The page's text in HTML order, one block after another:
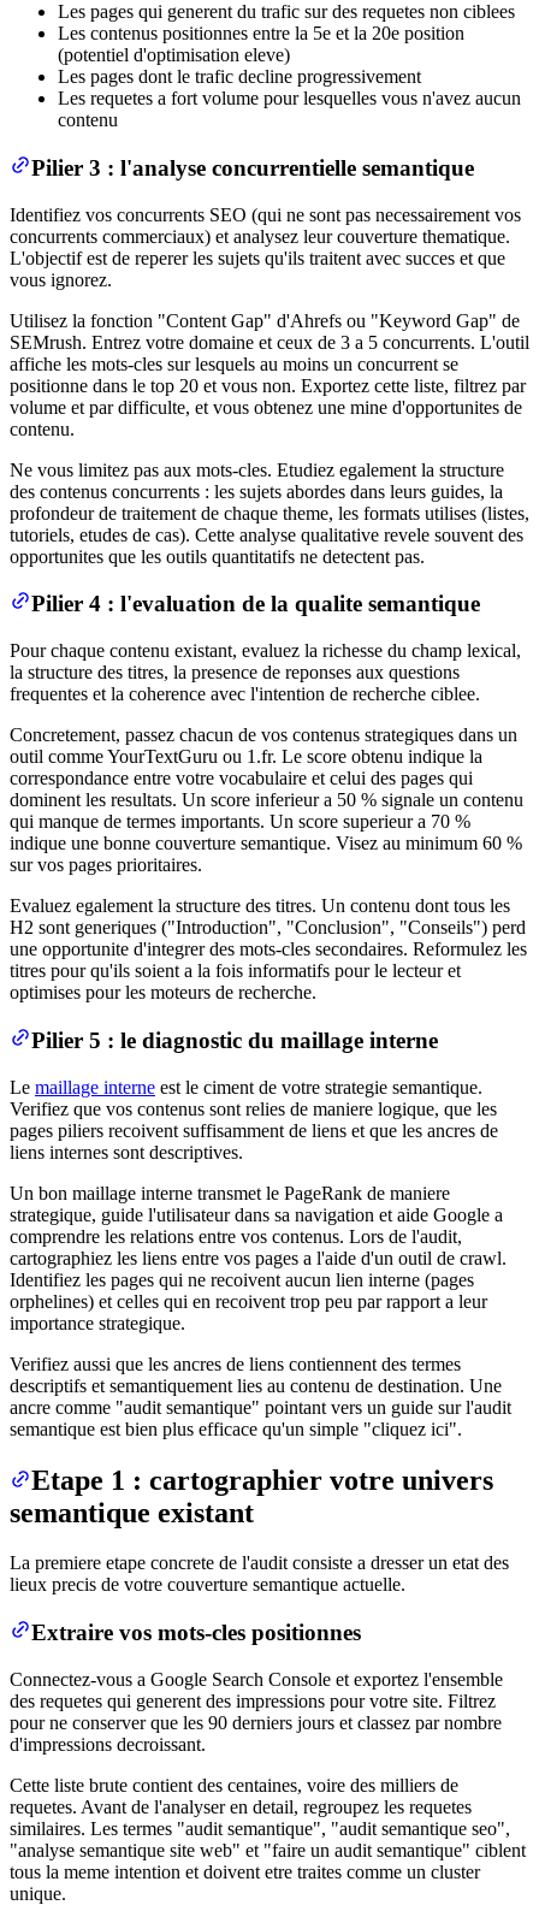
Les pages qui generent du trafic sur des requetes non ciblees
Les contenus positionnes entre la 5e et la 20e position
(potentiel d'optimisation eleve)
Les pages dont le trafic decline progressivement
Les requetes a fort volume pour lesquelles vous n'avez aucun
contenu
Pilier 3 : l'analyse concurrentielle semantique
Identifiez vos concurrents SEO (qui ne sont pas necessairement vos
concurrents commerciaux) et analysez leur couverture thematique.
L'objectif est de reperer les sujets qu'ils traitent avec succes et que
vous ignorez.
Utilisez la fonction "Content Gap" d'Ahrefs ou "Keyword Gap" de
SEMrush. Entrez votre domaine et ceux de 3 a 5 concurrents. L'outil
affiche les mots-cles sur lesquels au moins un concurrent se
positionne dans le top 20 et vous non. Exportez cette liste, filtrez par
volume et par difficulte, et vous obtenez une mine d'opportunites de
contenu.
Ne vous limitez pas aux mots-cles. Etudiez egalement la structure
des contenus concurrents : les sujets abordes dans leurs guides, la
profondeur de traitement de chaque theme, les formats utilises (listes,
tutoriels, etudes de cas). Cette analyse qualitative revele souvent des
opportunites que les outils quantitatifs ne detectent pas.
Pilier 4 : l'evaluation de la qualite semantique
Pour chaque contenu existant, evaluez la richesse du champ lexical,
la structure des titres, la presence de reponses aux questions
frequentes et la coherence avec l'intention de recherche ciblee.
Concretement, passez chacun de vos contenus strategiques dans un
outil comme YourTextGuru ou 1.fr. Le score obtenu indique la
correspondance entre votre vocabulaire et celui des pages qui
dominent les resultats. Un score inferieur a 50 % signale un contenu
qui manque de termes importants. Un score superieur a 70 %
indique une bonne couverture semantique. Visez au minimum 60 %
sur vos pages prioritaires.
Evaluez egalement la structure des titres. Un contenu dont tous les
H2 sont generiques ("Introduction", "Conclusion", "Conseils") perd
une opportunite d'integrer des mots-cles secondaires. Reformulez les
titres pour qu'ils soient a la fois informatifs pour le lecteur et
optimises pour les moteurs de recherche.
Pilier 5 : le diagnostic du maillage interne
Le maillage interne est le ciment de votre strategie semantique.
Verifiez que vos contenus sont relies de maniere logique, que les
pages piliers recoivent suffisamment de liens et que les ancres de
liens internes sont descriptives.
Un bon maillage interne transmet le PageRank de maniere
strategique, guide l'utilisateur dans sa navigation et aide Google a
comprendre les relations entre vos contenus. Lors de l'audit,
cartographiez les liens entre vos pages a l'aide d'un outil de crawl.
Identifiez les pages qui ne recoivent aucun lien interne (pages
orphelines) et celles qui en recoivent trop peu par rapport a leur
importance strategique.
Verifiez aussi que les ancres de liens contiennent des termes
descriptifs et semantiquement lies au contenu de destination. Une
ancre comme "audit semantique" pointant vers un guide sur l'audit
semantique est bien plus efficace qu'un simple "cliquez ici".
Etape 1 : cartographier votre univers
semantique existant
La premiere etape concrete de l'audit consiste a dresser un etat des
lieux precis de votre couverture semantique actuelle.
Extraire vos mots-cles positionnes
Connectez-vous a Google Search Console et exportez l'ensemble
des requetes qui generent des impressions pour votre site. Filtrez
pour ne conserver que les 90 derniers jours et classez par nombre
d'impressions decroissant.
Cette liste brute contient des centaines, voire des milliers de
requetes. Avant de l'analyser en detail, regroupez les requetes
similaires. Les termes "audit semantique", "audit semantique seo",
"analyse semantique site web" et "faire un audit semantique" ciblent
tous la meme intention et doivent etre traites comme un cluster
unique.